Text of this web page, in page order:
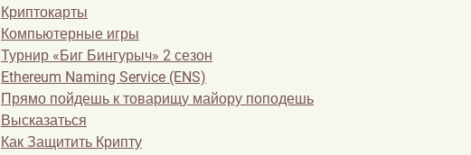
Криптокарты
Компьютерные игры
Турнир «Биг Бингурыч» 2 сезон
Ethereum Naming Service (ENS)
Прямо пойдешь к товарищу майору поподешь
Высказаться
Как Защитить Крипту